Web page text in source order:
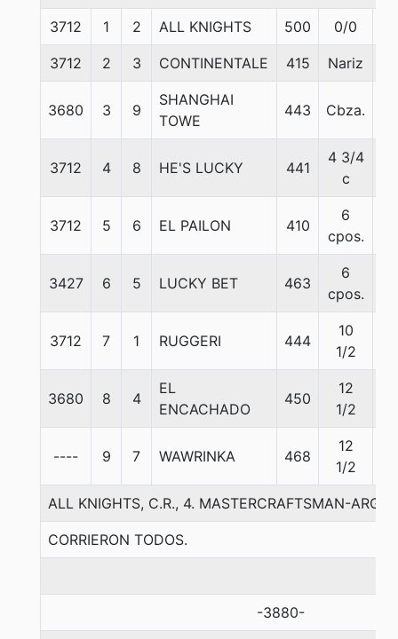
3712 1 2 ALL KNIGHTS 500 0/0
3712 2 3 CONTINENTALE 415 Nariz
3680 3 9
SHANGHAI
TOWE
443 Cbza.
3712 4 8 HE'S LUCKY 441
4 3/4
c
3712 5 6 EL PAILON 410
6
cpos.
3427 6 5 LUCKY BET 463
6
cpos.
3712 7 1 RUGGERI 444
10
1/2
3680 8 4
EL
ENCACHADO
450
12
1/2
---- 9 7 WAWRINKA 468
12
1/2
ALL KNIGHTS, C.R., 4. MASTERCRAFTSMAN-
CORRIERON TODOS.
-3880-